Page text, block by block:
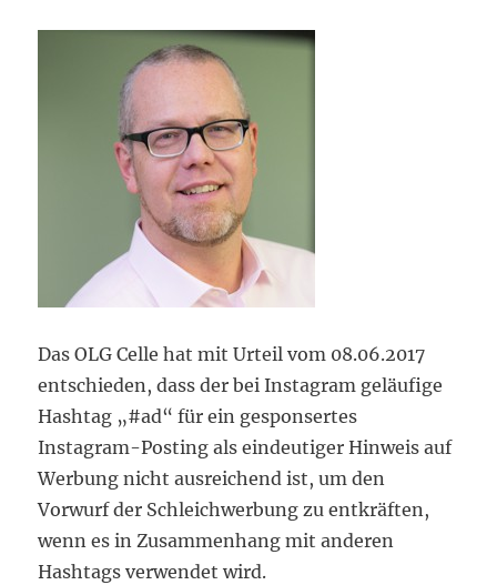
Das OLG Celle hat mit Urteil vom 08.06.2017
entschieden, dass der bei Instagram geläufige
Hashtag „#ad“ für ein gesponsertes
Instagram-Posting als eindeutiger Hinweis auf
Werbung nicht ausreichend ist, um den
Vorwurf der Schleichwerbung zu entkräften,
wenn es in Zusammenhang mit anderen
Hashtags verwendet wird.